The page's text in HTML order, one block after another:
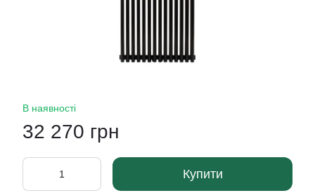
В наявності
32 270 грн
Купити